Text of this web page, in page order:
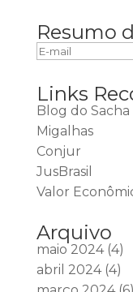
Resumo
Links
Blog do Sacha
Migalhas
Conjur
JusBrasil
Valor
Arquivo
maio 2024(4)
abril 2024(4)